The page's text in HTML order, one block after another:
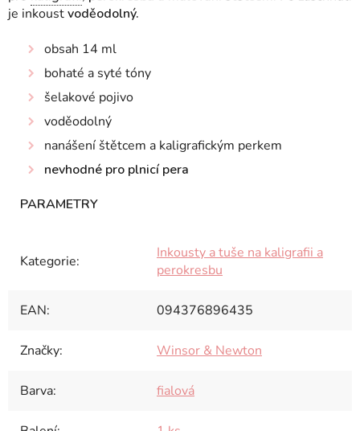
je inkoustvoděodolný.
obsah 14 ml
bohaté a syté tóny
šelakové pojivo
voděodolný
nanášení štětcem a kaligrafickým perkem
nevhodné pro plnicí pera
Kategorie:
Inkousty a tuše na kaligrafii a
perokresbu
EAN: 094376896435
Značky: Winsor & Newton
Barva: fialová